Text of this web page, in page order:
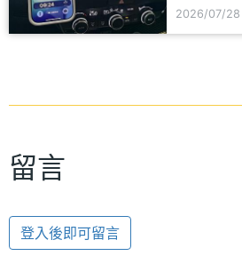
2026/07/28
留言
登入後即可留言